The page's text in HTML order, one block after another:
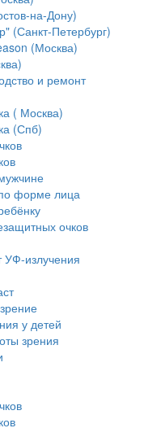
на-Дону)
(Санкт-Петербург)
(Москва)
и ремонт
( Москва)
(Спб)
форме лица
очков
УФ-излучения
у детей
зрения